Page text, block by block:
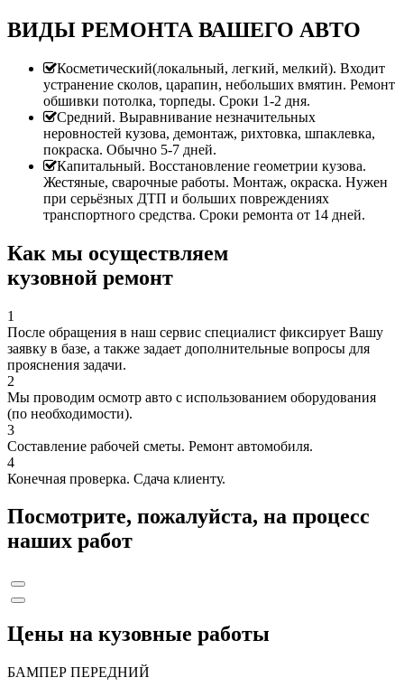
ВИДЫ РЕМОНТА ВАШЕГО АВТО
Косметический(локальный, легкий, мелкий). Входит
устранение сколов, царапин, небольших вмятин. Ремонт
обшивки потолка, торпеды. Сроки 1-2 дня.
Средний. Выравнивание незначительных
неровностей кузова, демонтаж, рихтовка, шпаклевка,
покраска. Обычно 5-7 дней.
Капитальный. Восстановление геометрии кузова.
Жестяные, сварочные работы. Монтаж, окраска. Нужен
при серьёзных ДТП и больших повреждениях
транспортного средства. Сроки ремонта от 14 дней.
Как мы осуществляем
кузовной ремонт
1
После обращения в наш сервис специалист фиксирует Вашу
заявку в базе, а также задает дополнительные вопросы для
прояснения задачи.
2
Мы проводим осмотр авто с использованием оборудования
(по необходимости).
3
Составление рабочей сметы. Ремонт автомобиля.
4
Конечная проверка. Сдача клиенту.
Посмотрите, пожалуйста, на процесс
наших работ
Цены на кузовные работы
БАМПЕР ПЕРЕДНИЙ